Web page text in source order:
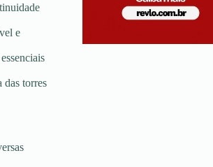
e
das torres